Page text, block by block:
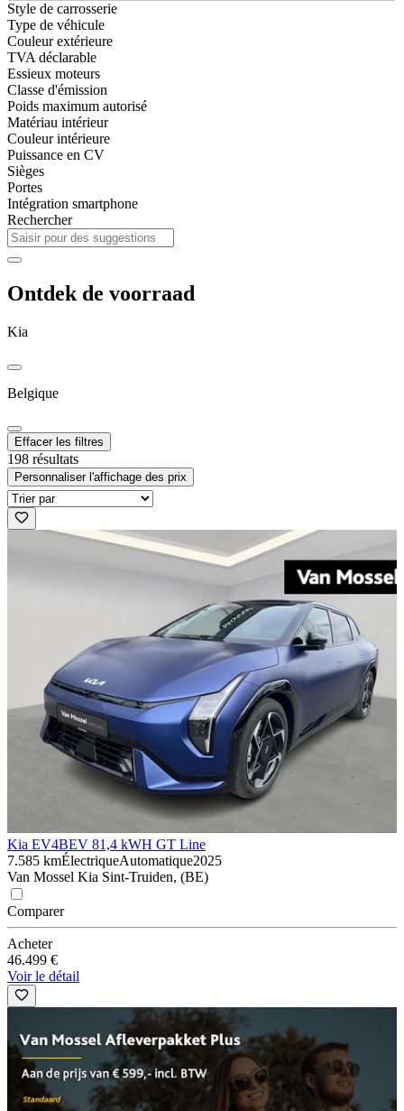
Style de carrosserie
Type de véhicule
Couleur extérieure
TVA déclarable
Essieux moteurs
Classe d'émission
Poids maximum autorisé
Matériau intérieur
Couleur intérieure
Puissance en CV
Sièges
Portes
Intégration smartphone
Rechercher
Ontdek de voorraad
Kia
Belgique
Effacer les filtres
198 résultats
Personnaliser l'affichage des prix
Kia EV4BEV 81,4 kWH GT Line
7.585 kmÉlectriqueAutomatique2025
Van Mossel Kia Sint-Truiden, (BE)
Comparer
Acheter
46.499 €
Voir le détail